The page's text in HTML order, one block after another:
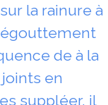
la rainure à
de à la
en
suppléer, il